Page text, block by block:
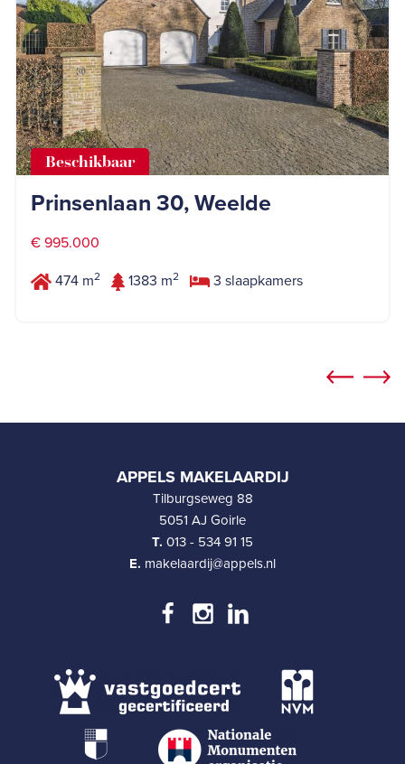
Beschikbaar
Prinsenlaan 30, Weelde
€ 995.000
474 m2 1383 m2 3 slaapkamers
APPELS MAKELAARDIJ
Tilburgseweg 88
5051 AJ Goirle
T. 013 - 534 91 15
E. makelaardij@appels.nl